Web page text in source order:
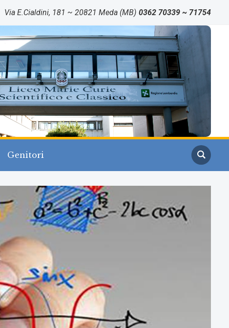
Via E.Cialdini, 181 ~ 20821 Meda (MB) 0362 70339 ~ 71754
Genitori